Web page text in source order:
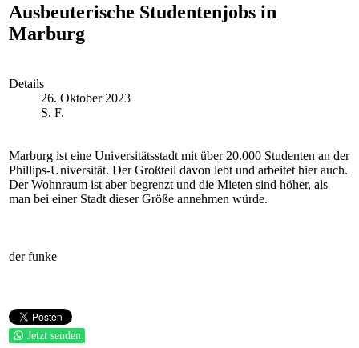
Ausbeuterische Studentenjobs in
Marburg
Details
26. Oktober 2023
S. F.
Marburg ist eine Universitätsstadt mit über 20.000 Studenten an der
Phillips-Universität. Der Großteil davon lebt und arbeitet hier auch.
Der Wohnraum ist aber begrenzt und die Mieten sind höher, als
man bei einer Stadt dieser Größe annehmen würde.
der funke
Jetzt senden